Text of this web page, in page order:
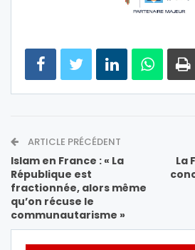
ARTICLE PRÉCÉDENT
Islam en France : « La
République est
fractionnée, alors même
qu’on récuse le
communautarisme »
La